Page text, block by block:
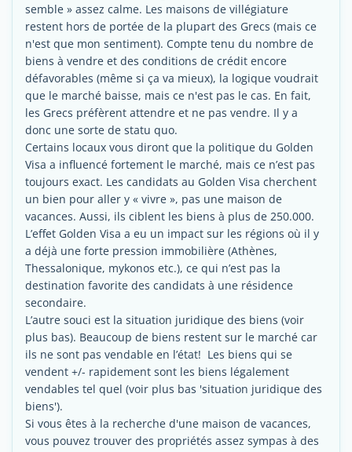
semble » assez calme. Les maisons de villégiature
restent hors de portée de la plupart des Grecs (mais ce
n'est que mon sentiment). Compte tenu du nombre de
biens à vendre et des conditions de crédit encore
défavorables (même si ça va mieux), la logique voudrait
que le marché baisse, mais ce n'est pas le cas. En fait,
les Grecs préfèrent attendre et ne pas vendre. Il y a
donc une sorte de statu quo.
Certains locaux vous diront que la politique du Golden
Visa a influencé fortement le marché, mais ce n’est pas
toujours exact. Les candidats au Golden Visa cherchent
un bien pour aller y « vivre », pas une maison de
vacances. Aussi, ils ciblent les biens à plus de 250.000.
L’effet Golden Visa a eu un impact sur les régions où il y
a déjà une forte pression immobilière (Athènes,
Thessalonique, mykonos etc.), ce qui n’est pas la
destination favorite des candidats à une résidence
secondaire.
L’autre souci est la situation juridique des biens (voir
plus bas). Beaucoup de biens restent sur le marché car
ils ne sont pas vendable en l’état! Les biens qui se
vendent +/- rapidement sont les biens légalement
vendables tel quel (voir plus bas 'situation juridique des
biens').
Si vous êtes à la recherche d'une maison de vacances,
vous pouvez trouver des propriétés assez sympas à des